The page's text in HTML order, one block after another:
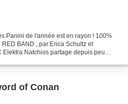
Panini de l'année est en rayon ! 100%
BAND , par Erica Schultz et
Natchios partage depuis peu
of Conan